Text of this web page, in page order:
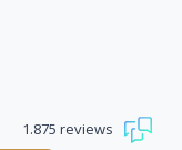
1.875 reviews